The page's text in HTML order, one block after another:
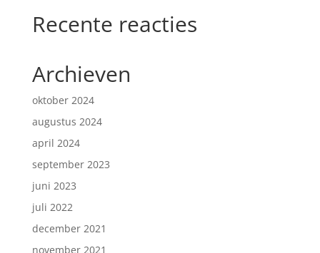
Recente reacties
Archieven
oktober 2024
augustus 2024
april 2024
september 2023
juni 2023
juli 2022
december 2021
november 2021